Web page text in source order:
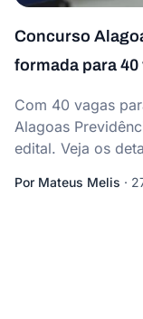
Concurso
formada para 40
Com 40 vagas
Alagoas
edital. Veja os
Por Mateus Melis ·